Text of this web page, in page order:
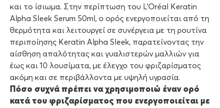
και το ίσιωμα. Στην περίπτωση του L’Oréal Keratin
Alpha Sleek Serum 50ml, ο ορός ενεργοποιείται από τη
θερμότητα και λειτουργεί σε συνέργεια με τη ρουτίνα
περιποίησης Keratin Alpha Sleek, παρατείνοντας την
αίσθηση απαλότητας και γυαλιστερών μαλλιών για
έως και 10 λουσίματα, με έλεγχο του φριζαρίσματος
ακόμη και σε περιβάλλοντα με υψηλή υγρασία.
Πόσο συχνά πρέπει να χρησιμοποιώ έναν ορό
κατά του φριζαρίσματος που ενεργοποιείται με